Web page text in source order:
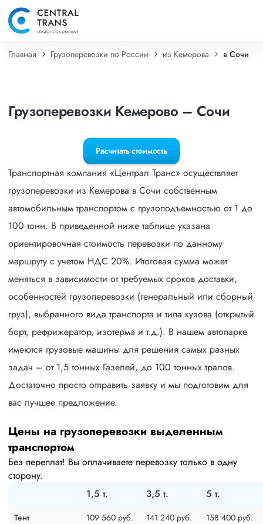
Главная Грузоперевозки по России из Кемерова в Сочи
Грузоперевозки Кемерово – Сочи
Расчитать стоимость
Транспортная компания «Централ Транс» осуществляет
грузоперевозки из Кемерова в Сочи собственным
автомобильным транспортом с грузоподъемностью от 1 до
100 тонн. В приведенной ниже таблице указана
ориентировочная стоимость перевозки по данному
маршруту с учетом НДС 20%. Итоговая сумма может
меняться в зависимости от требуемых сроков доставки,
особенностей грузоперевозки (генеральный или сборный
груз), выбранного вида транспорта и типа кузова (открытый
борт, рефрижератор, изотерма и т.д.). В нашем автопарке
имеются грузовые машины для решения самых разных
задач – от 1,5 тонных Газелей, до 100 тонных тралов.
Достаточно просто отправить заявку и мы подготовим для
вас лучшее предложение.
Цены на грузоперевозки выделенным
транспортом
Без переплат! Вы оплачиваете перевозку только в одну
сторону.
1,5 т.
3,5 т. 5 т.
Тент 109 560 руб. 141 240 руб. 158 400 руб.